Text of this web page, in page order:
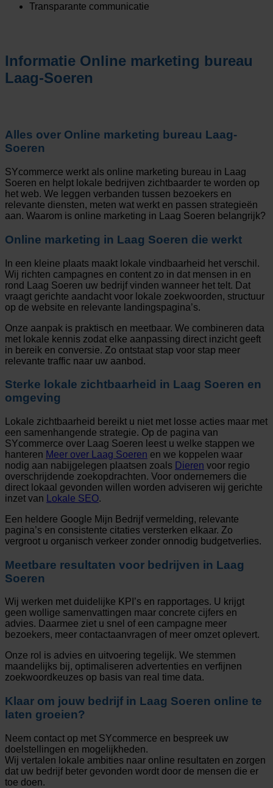
Transparante communicatie
Informatie Online marketing bureau
Laag-Soeren
Alles over Online marketing bureau Laag-
Soeren
SYcommerce werkt als online marketing bureau in Laag
Soeren en helpt lokale bedrijven zichtbaarder te worden op
het web. We leggen verbanden tussen bezoekers en
relevante diensten, meten wat werkt en passen strategieën
aan. Waarom is online marketing in Laag Soeren belangrijk?
Online marketing in Laag Soeren die werkt
In een kleine plaats maakt lokale vindbaarheid het verschil.
Wij richten campagnes en content zo in dat mensen in en
rond Laag Soeren uw bedrijf vinden wanneer het telt. Dat
vraagt gerichte aandacht voor lokale zoekwoorden, structuur
op de website en relevante landingspagina’s.
Onze aanpak is praktisch en meetbaar. We combineren data
met lokale kennis zodat elke aanpassing direct inzicht geeft
in bereik en conversie. Zo ontstaat stap voor stap meer
relevante traffic naar uw aanbod.
Sterke lokale zichtbaarheid in Laag Soeren en
omgeving
Lokale zichtbaarheid bereikt u niet met losse acties maar met
een samenhangende strategie. Op de pagina van
SYcommerce over Laag Soeren leest u welke stappen we
hanteren Meer over Laag Soeren en we koppelen waar
nodig aan nabijgelegen plaatsen zoals Dieren voor regio
overschrijdende zoekopdrachten. Voor ondernemers die
direct lokaal gevonden willen worden adviseren wij gerichte
inzet van
Lokale SEO.
Een heldere Google Mijn Bedrijf vermelding, relevante
pagina’s en consistente citaties versterken elkaar. Zo
vergroot u organisch verkeer zonder onnodig budgetverlies.
Meetbare resultaten voor bedrijven in Laag
Soeren
Wij werken met duidelijke KPI’s en rapportages. U krijgt
geen wollige samenvattingen maar concrete cijfers en
advies. Daarmee ziet u snel of een campagne meer
bezoekers, meer contactaanvragen of meer omzet oplevert.
Onze rol is advies en uitvoering tegelijk. We stemmen
maandelijks bij, optimaliseren advertenties en verfijnen
zoekwoordkeuzes op basis van real time data.
Klaar om jouw bedrijf in Laag Soeren online te
laten groeien?
Neem contact op met SYcommerce en bespreek uw
doelstellingen en mogelijkheden.
Wij vertalen lokale ambities naar online resultaten en zorgen
dat uw bedrijf beter gevonden wordt door de mensen die er
toe doen.